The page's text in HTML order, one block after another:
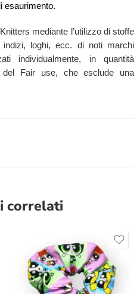
esaurimento.
mediante l’utilizzo di stoffe
indizi, loghi, ecc. di noti marchi
individualmente, in quantità
del Fair use, che esclude una
correlati